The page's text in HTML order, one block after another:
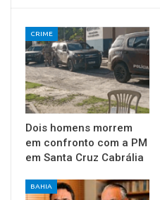
CRIME
Dois homens morrem
em confronto com a PM
em Santa Cruz Cabrália
BAHIA